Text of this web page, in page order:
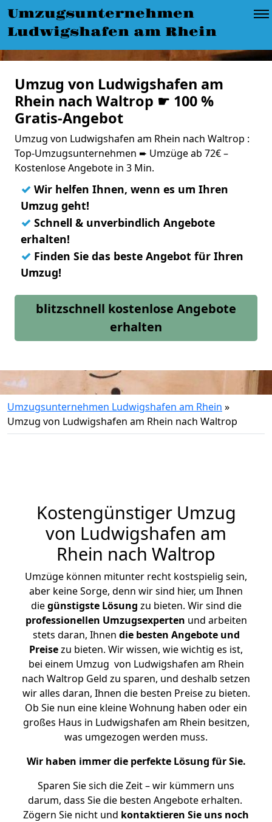
Umzugsunternehmen
Ludwigshafen am Rhein
Umzug von Ludwigshafen am
Rhein nach Waltrop ☛ 100 %
Gratis-Angebot
Umzug von Ludwigshafen am Rhein nach Waltrop :
Top-Umzugsunternehmen ➨ Umzüge ab 72€ –
Kostenlose Angebote in 3 Min.
✓ Wir helfen Ihnen, wenn es um Ihren
Umzug geht!
✓ Schnell & unverbindlich Angebote
erhalten!
✓ Finden Sie das beste Angebot für Ihren
Umzug!
blitzschnell kostenlose Angebote
erhalten
Umzugsunternehmen Ludwigshafen am Rhein »
Umzug von Ludwigshafen am Rhein nach Waltrop
Kostengünstiger Umzug
von Ludwigshafen am
Rhein nach Waltrop
Umzüge können mitunter recht kostspielig sein,
aber keine Sorge, denn wir sind hier, um Ihnen
diegünstigste Lösung zu bieten. Wir sind die
professionellen Umzugsexperten und arbeiten
stets daran, Ihnen die besten Angebote und
Preisezu bieten. Wir wissen, wie wichtig es ist,
bei einem Umzug von Ludwigshafen am Rhein
nach Waltrop Geld zu sparen, und deshalb setzen
wir alles daran, Ihnen die besten Preise zu bieten.
Ob Sie nun eine kleine Wohnung haben oder ein
großes Haus in Ludwigshafen am Rhein besitzen,
was umgezogen werden muss.
Wir haben immer die perfekte Lösung für Sie.
Sparen Sie sich die Zeit – wir kümmern uns
darum, dass Sie die besten Angebote erhalten.
Zögern Sie nicht und kontaktieren Sie uns noch